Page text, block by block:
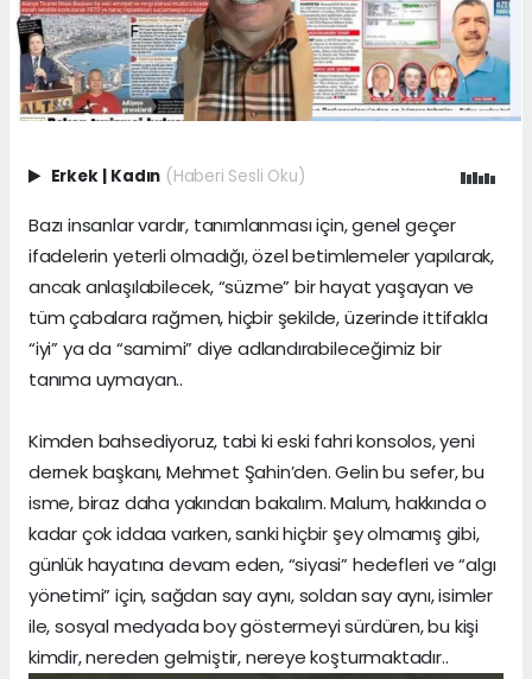
Erkek | Kadın (Haberi Sesli Oku)
Bazı insanlar vardır, tanımlanması için, genel geçer
ifadelerin yeterli olmadığı, özel betimlemeler yapılarak,
ancak anlaşılabilecek, “süzme” bir hayat yaşayan ve
tüm çabalara rağmen, hiçbir şekilde, üzerinde ittifakla
“iyi” ya da “samimi” diye adlandırabileceğimiz bir
tanıma uymayan..
Kimden bahsediyoruz, tabi ki eski fahri konsolos, yeni
dernek başkanı, Mehmet Şahin’den. Gelin bu sefer, bu
isme, biraz daha yakından bakalım. Malum, hakkında o
kadar çok iddaa varken, sanki hiçbir şey olmamış gibi,
günlük hayatına devam eden, “siyasi” hedefleri ve “algı
yönetimi” için, sağdan say aynı, soldan say aynı, isimler
ile, sosyal medyada boy göstermeyi sürdüren, bu kişi
kimdir, nereden gelmiştir, nereye koşturmaktadır..